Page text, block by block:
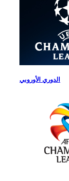
الدوري الأوروبي